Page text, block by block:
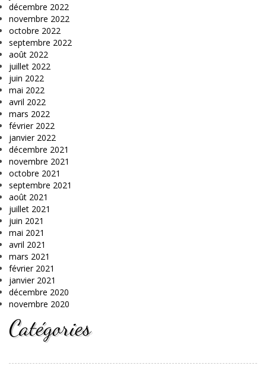
décembre 2022
novembre 2022
octobre 2022
septembre 2022
août 2022
juillet 2022
juin 2022
mai 2022
avril 2022
mars 2022
février 2022
janvier 2022
décembre 2021
novembre 2021
octobre 2021
septembre 2021
août 2021
juillet 2021
juin 2021
mai 2021
avril 2021
mars 2021
février 2021
janvier 2021
décembre 2020
novembre 2020
Catégories